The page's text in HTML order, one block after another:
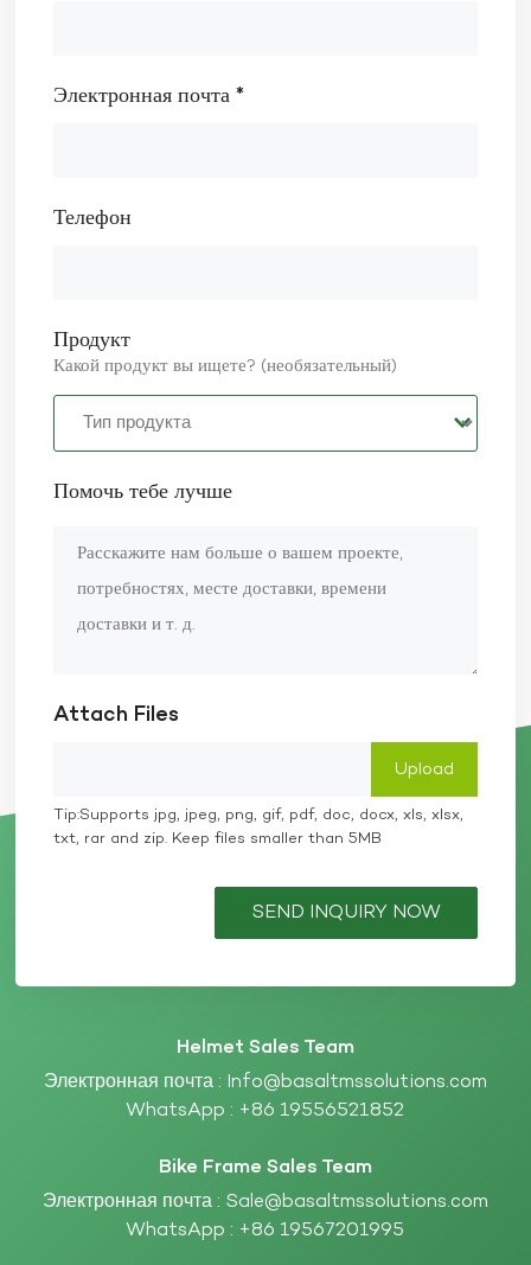
Электронная почта *
Телефон
Продукт
Какой продукт вы ищете? (необязательный)
Помочь тебе лучше
Attach Files
Tip:Supports jpg, jpeg, png, gif, pdf, doc, docx, xls, xlsx,
txt, rar and zip. Keep files smaller than 5MB
SEND INQUIRY NOW
Helmet Sales Team
Электронная почта : Info@basaltmssolutions.com
WhatsApp : +86 19556521852
Bike Frame Sales Team
Электронная почта : Sale@basaltmssolutions.com
WhatsApp : +86 19567201995